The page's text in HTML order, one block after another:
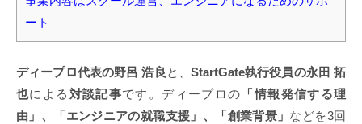
ート
ディープロ代表の野呂 浩良 と、 StartGate執行役員の永田 拓
也による 対談記事です。ディープロの 「情報発信する理
由」、「エンジニアの就職支援」、「創業背景」 などを3回